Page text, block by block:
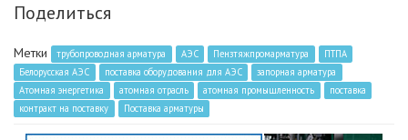
Поделиться
Метки трубопроводная арматура АЭС Пензтяжпромарматура
ПТПА
Белорусская АЭС
поставка оборудования для АЭС
запорная арматура
Атомная энергетика
атомная отрасль атомная промышленность
поставка
контракт на поставку
Поставка арматуры